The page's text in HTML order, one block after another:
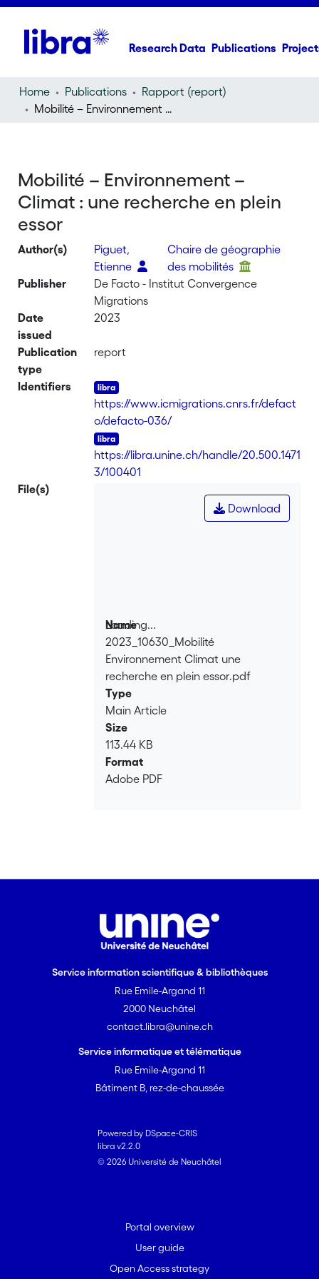
Research Data Publications
Home Publications
Rapport (report)
Mobilité – Environnement – Climat : une recherche en plein essor
Mobilité – Environnement –
Climat : une recherche en plein
essor
Author(s)
Piguet,
Etienne
Chaire de géographie
des mobilités
Publisher
De Facto - Institut Convergence
Migrations
Date
issued
2023
Publication
type
report
Identifiers
https://www.icmigrations.cnrs.fr/defact
o/defacto-036/
https://libra.unine.ch/handle/20.500.1471
3/100401
File(s)
Loading...
Loading...
Download
Name
2023_10630_Mobilité
Environnement Climat une
recherche en plein essor.pdf
Type
Main Article
Size
113.44 KB
Format
Adobe PDF
Service information scientifique & bibliothèques
Rue Emile-Argand 11
2000 Neuchâtel
contact.libra@unine.ch
Service informatique et télématique
Rue Emile-Argand 11
Bâtiment B, rez-de-chaussée
Powered by DSpace-CRIS
libra v2.2.0
© 2026 Université de Neuchâtel
Portal overview
User guide
Open Access strategy